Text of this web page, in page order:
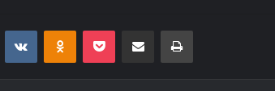
VKontakteOdnoklassniki
Pocket E-Posta ile paylaş Yazdır